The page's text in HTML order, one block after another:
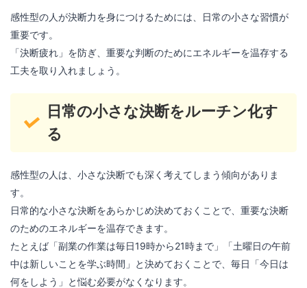
感性型の人が決断力を身につけるためには、日常の小さな習慣が
重要です。
「決断疲れ」を防ぎ、重要な判断のためにエネルギーを温存する
工夫を取り入れましょう。
日常の小さな決断をルーチン化す
る
感性型の人は、小さな決断でも深く考えてしまう傾向がありま
す。
日常的な小さな決断をあらかじめ決めておくことで、重要な決断
のためのエネルギーを温存できます。
たとえば「副業の作業は毎日19時から21時まで」「土曜日の午前
中は新しいことを学ぶ時間」と決めておくことで、毎日「今日は
何をしよう」と悩む必要がなくなります。